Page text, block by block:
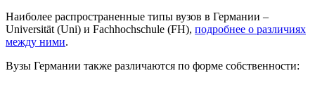
Наиболее распространенные типы вузов в Германии –
Universität (Uni) и Fachhochschule (FH), подробнее о различиях
между ними.
Вузы Германии также различаются по форме собственности: